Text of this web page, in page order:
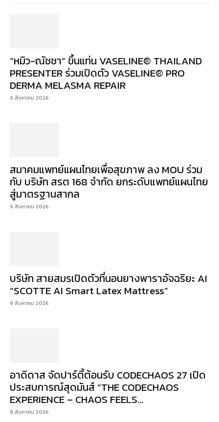
“หมิว-ณัชชา” ขึ้นแท่น VASELINE® THAILAND
PRESENTER ร่วมเปิดตัว VASELINE® PRO
DERMA MELASMA REPAIR
9 สิงหาคม 2026
สมาคมแพทย์แผนไทยเพื่อสุขภาพ ลง MOU ร่วม
กับ บริษัท สรต 168 จำกัด ยกระดับแพทย์แผนไทย
สู่มาตรฐานสากล
9 สิงหาคม 2026
บริษัท สายสมรเปิดตัวที่นอนยางพาราอัจฉริยะ AI
“SCOTTE AI Smart Latex Mattress”
9 สิงหาคม 2026
อาดิดาส จัดปาร์ตี้ต้อนรับ CODECHAOS 27 เปิด
ประสบการณ์สุดมันส์ “THE CODECHAOS
EXPERIENCE – CHAOS FEELS...
9 สิงหาคม 2026